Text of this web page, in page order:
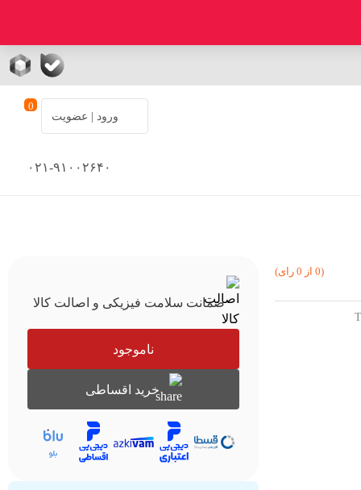
ورود | عضویت
0
۰۲۱-۹۱۰۰۲۶۴۰
(0 از 0 رای)
ضمانت سلامت فیزیکی و اصالت کالا
ناموجود
خرید اقساطی